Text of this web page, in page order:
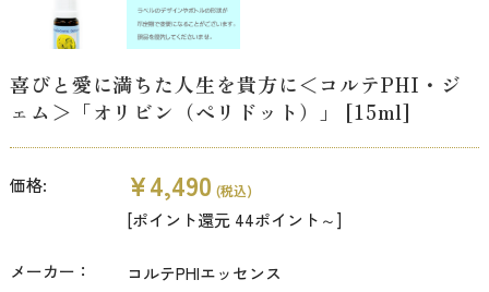
喜びと愛に満ちた人生を貴方に＜コルテPHI・ジ
ェム＞「オリビン（ペリドット）」 [15ml]
価格: ¥4,490 (税込)
[ポイント還元 44ポイント～]
メーカー：
コルテPHIエッセンス